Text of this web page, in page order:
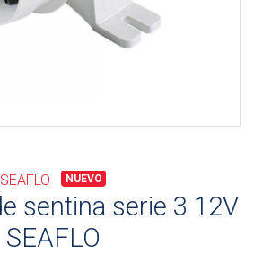
SEAFLO NUEVO
sentina serie 3 12V
SEAFLO